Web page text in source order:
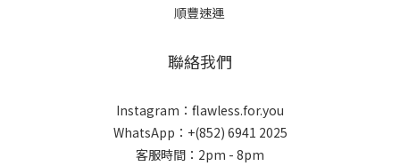
順豐速運
聯絡我們
Instagram：flawless.for.you
WhatsApp：+(852) 6941 2025
客服時間：2pm - 8pm